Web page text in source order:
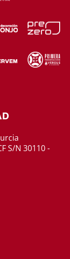
S/N 30110 -